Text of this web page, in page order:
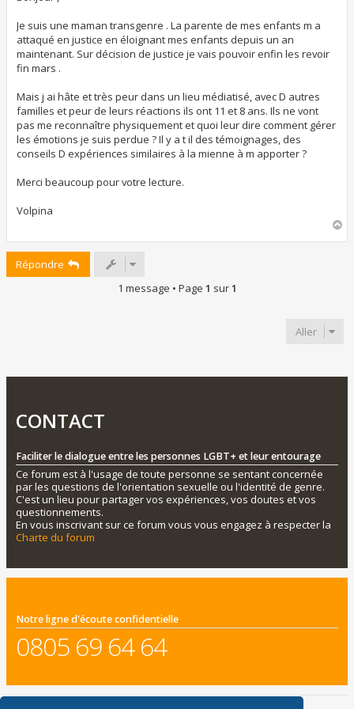
e
Je suis une maman transgenre . La parente de mes enfants m a
attaqué en justice en éloignant mes enfants depuis un an
maintenant. Sur décision de justice je vais pouvoir enfin les revoir
fin mars .
Mais j ai hâte et très peur dans un lieu médiatisé, avec D autres
familles et peur de leurs réactions ils ont 11 et 8 ans. Ils ne vont
pas me reconnaître physiquement et quoi leur dire comment gérer
les émotions je suis perdue ? Il y a t il des témoignages, des
conseils D expériences similaires à la mienne à m apporter ?
Merci beaucoup pour votre lecture.
Volpina
Répondre
1 message • Page 1 sur1
Aller
CONTACT
Faciliter le dialogue entre les personnes LGBT+ et leur entourage
Ce forum est à l'usage de toute personne se sentant concernée
par les questions de l'orientation sexuelle ou l'identité de genre.
C'est un lieu pour partager vos expériences, vos doutes et vos
questionnements.
En vous inscrivant sur ce forum vous vous engagez à respecter la
Charte du forum
Notre ligne d'écoute confidentielle
0805 69 64 64